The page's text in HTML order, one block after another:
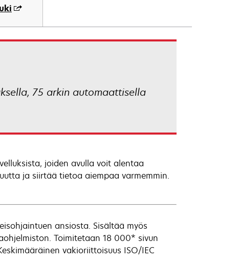
75 arkin automaattisella
joiden avulla voit alentaa
ja siirtää tietoa aiempaa varmemmin.
ansiosta. Sisältää myös
Toimitetaan 18 000* sivun
vakioriittoisuus ISO/IEC